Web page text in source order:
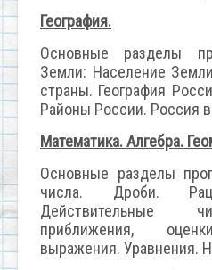
География.
Основные разделы
Земли: Население
страны. География
Районы России. Россия
Математика. Алгебра.
Основные разделы
числа. Дроби.
Действительные
приближения,
выражения. Уравнения.